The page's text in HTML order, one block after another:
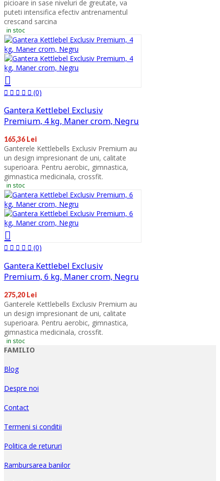
picioare in sase niveluri de greutate, va
puteti intensifica efectiv antrenamentul
crescand sarcina
in stoc
(0)
Gantera Kettlebel Exclusiv
Premium, 4 kg, Maner crom, Negru
165,36 Lei
Ganterele Kettlebells Exclusiv Premium au
un design impresionant de uni, calitate
superioara. Pentru aerobic, gimnastica,
gimnastica medicinala, crossfit.
in stoc
(0)
Gantera Kettlebel Exclusiv
Premium, 6 kg, Maner crom, Negru
275,20 Lei
Ganterele Kettlebells Exclusiv Premium au
un design impresionant de uni, calitate
superioara. Pentru aerobic, gimnastica,
gimnastica medicinala, crossfit.
in stoc
FAMILIO
Blog
Despre noi
Contact
Termeni si conditii
Politica de retururi
Rambursarea banilor